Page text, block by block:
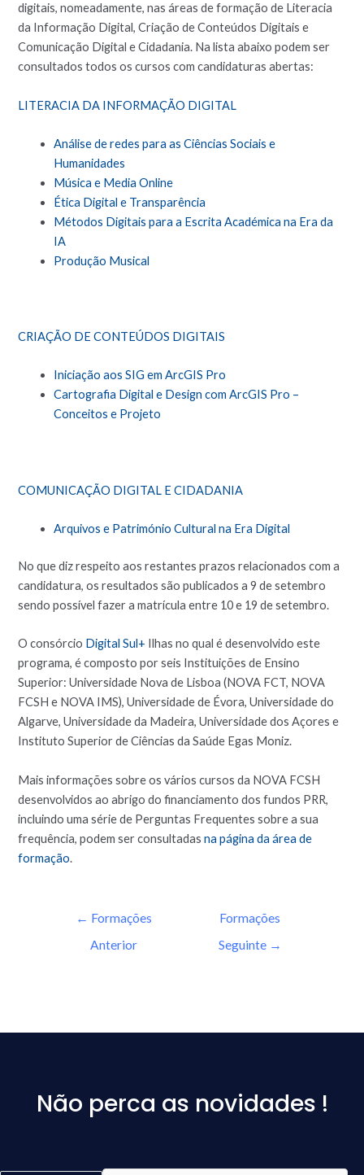
digitais, nomeadamente, nas áreas de formação de Literacia
da Informação Digital, Criação de Conteúdos Digitais e
Comunicação Digital e Cidadania. Na lista abaixo podem ser
consultados todos os cursos com candidaturas abertas:
LITERACIA DA INFORMAÇÃO DIGITAL
Análise de redes para as Ciências Sociais e
Humanidades
Música e Media Online
Ética Digital e Transparência
Métodos Digitais para a Escrita Académica na Era da
IA
Produção Musical
CRIAÇÃO DE CONTEÚDOS DIGITAIS
Iniciação aos SIG em ArcGIS Pro
Cartografia Digital e Design com ArcGIS Pro –
Conceitos e Projeto
COMUNICAÇÃO DIGITAL E CIDADANIA
Arquivos e Património Cultural na Era Digital
No que diz respeito aos restantes prazos relacionados com a
candidatura, os resultados são publicados a 9 de setembro
sendo possível fazer a matrícula entre 10 e 19 de setembro.
O consórcio Digital Sul+ Ilhas no qual é desenvolvido este
programa, é composto por seis Instituições de Ensino
Superior: Universidade Nova de Lisboa (NOVA FCT, NOVA
FCSH e NOVA IMS), Universidade de Évora, Universidade do
Algarve, Universidade da Madeira, Universidade dos Açores e
Instituto Superior de Ciências da Saúde Egas Moniz.
Mais informações sobre os vários cursos da NOVA FCSH
desenvolvidos ao abrigo do financiamento dos fundos PRR,
incluindo uma série de Perguntas Frequentes sobre a sua
frequência, podem ser consultadasna página da área de
formação.
← Formações
Anterior
Formações
Seguinte →
Não perca as novidades !